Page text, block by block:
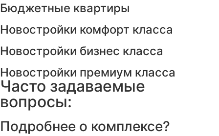
Бюджетные квартиры
Новостройки комфорт класса
Новостройки бизнес класса
Новостройки премиум класса
Часто задаваемые
вопросы:
Подробнее о комплексе?